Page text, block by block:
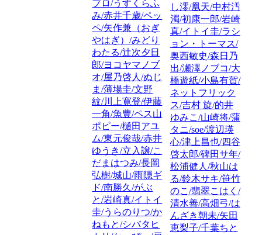
プロ/うすくらふ
み/赤井千歳/ペッ
ペ/矢作兼（おぎ
やはぎ）/みどり
わたる/辻次夕日
郎/ヨコヤマノブ
オ/屋乃啓人/ぬじ
ま/薄場圭/文野
紋/川上寛登/伊藤
一角/魚豊/ペス山
ポピー/樋田アユ
ム/東元俊哉/赤井
ゆうき/立入譲/こ
だまはつみ/長岡
弘樹/城山/雨隠ギ
ド/南勝久/がぶ
と/岩崎真/イトイ
圭/うらのりつ/か
ねもと/シバタヒ
し澪/凰天/中村汚
濁/初康一郎/岩崎
真/イトイ圭/ラシ
ョン・トーマス/
奥西敏史/森日乃
出/瀬澤ノブコ/大
橋遊紙/小島有賀/
ネットフリック
ス/吉村 旋/的井
ゆみこ/山崎将/蒲
タニ/soe/渡辺瑛
心/津上昌也/四谷
啓太郎/碑田サ年/
松浦健人/秋山は
る/鈴木サキ/笹竹
のこ/翡翠こはく/
清水善/高畑弓/は
んざき朝未/矢田
恵梨子/千葉ちと